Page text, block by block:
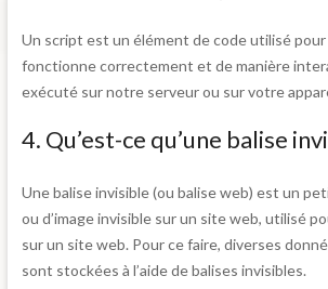
Un script est un élément de code utilisé
fonctionne correctement et de manière
exécuté sur notre serveur ou sur votre
4. Qu’est-ce qu’une balise
Une balise invisible (ou balise web) est un
ou d’image invisible sur un site web, utilisé
sur un site web. Pour ce faire, diverses
sont stockées à l’aide de balises invisibles.